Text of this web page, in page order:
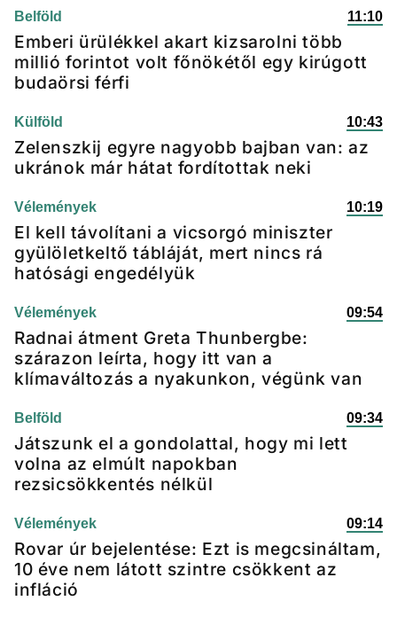
Belföld 11:10
Emberi ürülékkel akart kizsarolni több
millió forintot volt főnökétől egy kirúgott
budaörsi férfi
Külföld 10:43
Zelenszkij egyre nagyobb bajban van: az
ukránok már hátat fordítottak neki
Vélemények 10:19
El kell távolítani a vicsorgó miniszter
gyülöletkeltő tábláját, mert nincs rá
hatósági engedélyük
Vélemények 09:54
Radnai átment Greta Thunbergbe:
szárazon leírta, hogy itt van a
klímaváltozás a nyakunkon, végünk van
Belföld 09:34
Játszunk el a gondolattal, hogy mi lett
volna az elmúlt napokban
rezsicsökkentés nélkül
Vélemények 09:14
Rovar úr bejelentése: Ezt is megcsináltam,
10 éve nem látott szintre csökkent az
infláció